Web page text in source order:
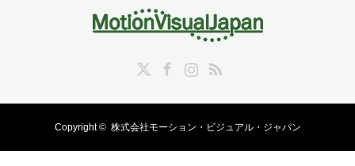
RSS
Copyright © 株式会社モーション・ビジュアル・ジャパン